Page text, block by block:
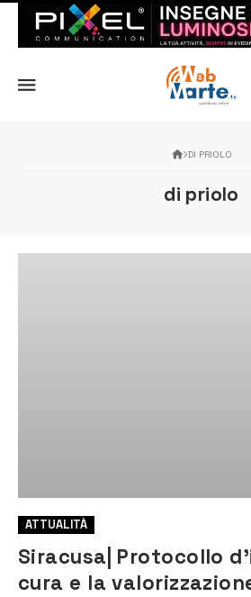
DI PRIOLO
di priolo
ATTUALITÀ
Siracusa| Protocollo
cura e la